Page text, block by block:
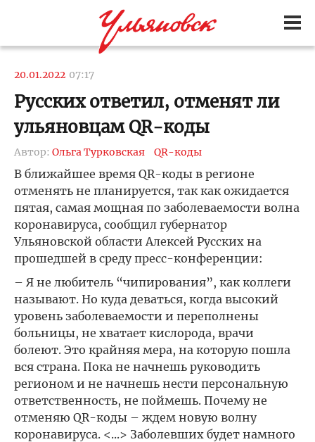
20.01.2022 07:17
Русских ответил, отменят ли
ульяновцам QR-коды
Автор: Ольга Турковская QR-коды
В ближайшее время QR-коды в регионе
отменять не планируется, так как ожидается
пятая, самая мощная по заболеваемости волна
коронавируса, сообщил губернатор
Ульяновской области Алексей Русских на
прошедшей в среду пресс-конференции:
– Я не любитель “чипирования”, как коллеги
называют. Но куда деваться, когда высокий
уровень заболеваемости и переполнены
больницы, не хватает кислорода, врачи
болеют. Это крайняя мера, на которую пошла
вся страна. Пока не начнешь руководить
регионом и не начнешь нести персональную
ответственность, не поймешь. Почему не
отменяю QR-коды – ждем новую волну
коронавируса. <...> Заболевших будет намного